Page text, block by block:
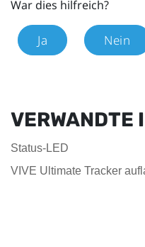
War dies hilfreich?
Ja Nein
VERWANDTE
Status-LED
VIVE Ultimate Tracker